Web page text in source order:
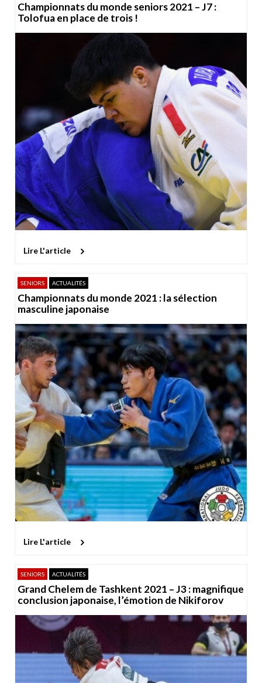
Championnats du monde seniors 2021 – J7 :
Tolofua en place de trois !
Lire L'article
SENIORS ACTUALITÉS
Championnats du monde 2021 : la sélection
masculine japonaise
Lire L'article
SENIORS ACTUALITÉS
Grand Chelem de Tashkent 2021 – J3 : magnifique
conclusion japonaise, l’émotion de Nikiforov